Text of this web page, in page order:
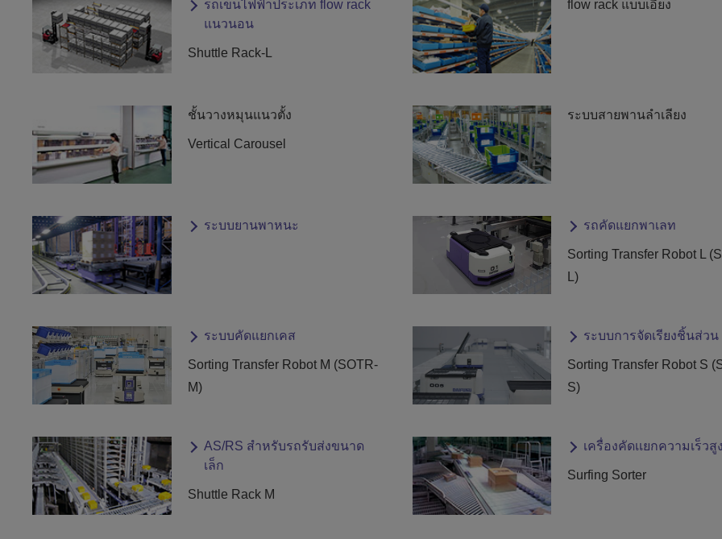
รถเข็นไฟฟ้าประเภท flow rack
แนวนอน
Shuttle Rack-L
flow rack แบบเอียง
ชั้นวางหมุนแนวตั้ง
Vertical Carousel
ระบบสายพานลำเลียง
ระบบยานพาหนะ รถคัดแยกพาเลท
Sorting Transfer Robot L
L)
ระบบคัดแยกเคส
Sorting Transfer Robot M (SOTR-
M)
ระบบการจัดเรียงชิ้นส่วน
Sorting Transfer Robot S
S)
AS/RS สำหรับรถรับส่งขนาด
เล็ก
Shuttle Rack M
เครื่องคัดเเยกความเร็วสูง
Surfing Sorter